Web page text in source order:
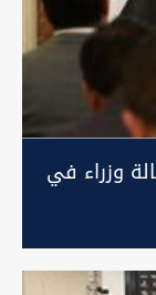
وزراء في